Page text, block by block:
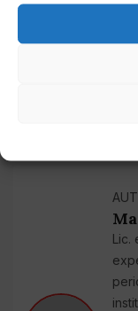
separados,
triunfante de
favorecía ni
ruptura ha sido
su hogar familiar
Lic.